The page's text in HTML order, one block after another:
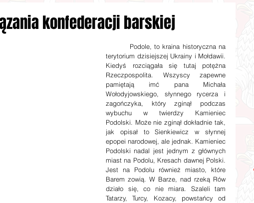
konfederacji barskiej
terytorium dzisiejszej Ukrainy i Mołdawii.
Kiedyś rozciągała się tutaj potężna
Rzeczpospolita. Wszyscy zapewne
pamiętają imć pana Michała
Wołodyjowskiego, słynnego rycerza i
zagończyka, który zginął podczas
wybuchu w twierdzy Kamieniec
Podolski. Może nie zginął dokładnie tak,
jak opisał to Sienkiewicz w słynnej
epopei narodowej, ale jednak. Kamieniec
Podolski nadal jest jednym z głównych
miast na Podolu, Kresach dawnej Polski.
Jest na Podolu również miasto, które
Barem zowią. W Barze, nad rzeką Rów
działo się, co nie miara. Szaleli tam
Tatarzy, Turcy, Kozacy, powstańcy od